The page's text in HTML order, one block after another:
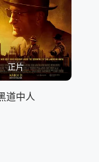
正片
道中人